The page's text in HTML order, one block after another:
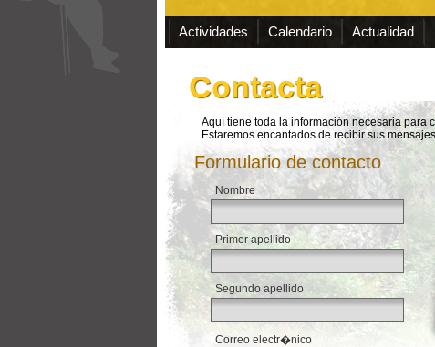
Actividades Calendario Actualidad
Contacta
Aquí tiene toda la información necesaria para
Estaremos encantados de recibir sus
Formulario de contacto
* Nombre
* Primer apellido
Segundo apellido
Correo electr�nico